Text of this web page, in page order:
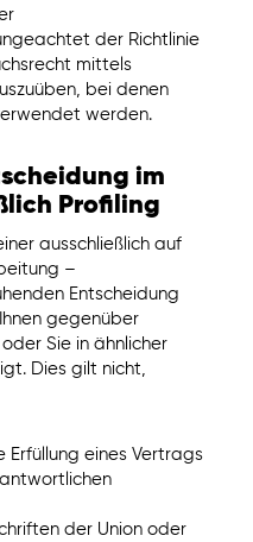
der Richtlinie
mittels
bei denen
werden.
im
Profiling
ausschließlich auf
–
Entscheidung
gegenüber
Sie in ähnlicher
Dies gilt nicht,
Erfüllung eines Vertrags
der Union oder